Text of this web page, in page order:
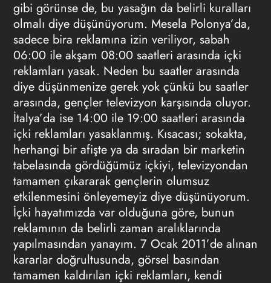
gibi görünse de, bu yasağın da belirli kuralları
olmalı diye düşünüyorum. Mesela Polonya’da,
sadece bira reklamına izin veriliyor, sabah
06:00 ile akşam 08:00 saatleri arasında içki
reklamları yasak. Neden bu saatler arasında
diye düşünmenize gerek yok çünkü bu saatler
arasında, gençler televizyon karşısında oluyor.
İtalya’da ise 14:00 ile 19:00 saatleri arasında
içki reklamları yasaklanmış. Kısacası; sokakta,
herhangi bir afişte ya da sıradan bir marketin
tabelasında gördüğümüz içkiyi, televizyondan
tamamen çıkararak gençlerin olumsuz
etkilenmesini önleyemeyiz diye düşünüyorum.
İçki hayatımızda var olduğuna göre, bunun
reklamının da belirli zaman aralıklarında
yapılmasından yanayım. 7 Ocak 2011’de alınan
kararlar doğrultusunda, görsel basından
tamamen kaldırılan içki reklamları, kendi